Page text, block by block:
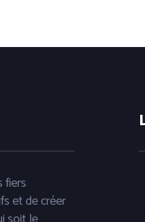
fiers
et de créer